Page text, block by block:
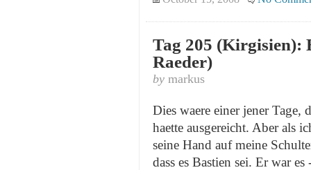
Tag 205 (Kirgisien):
Raeder)
by markus
Dies waere einer jener Tage,
haette ausgereicht. Aber als
seine Hand auf meine
dass es Bastien sei. Er war